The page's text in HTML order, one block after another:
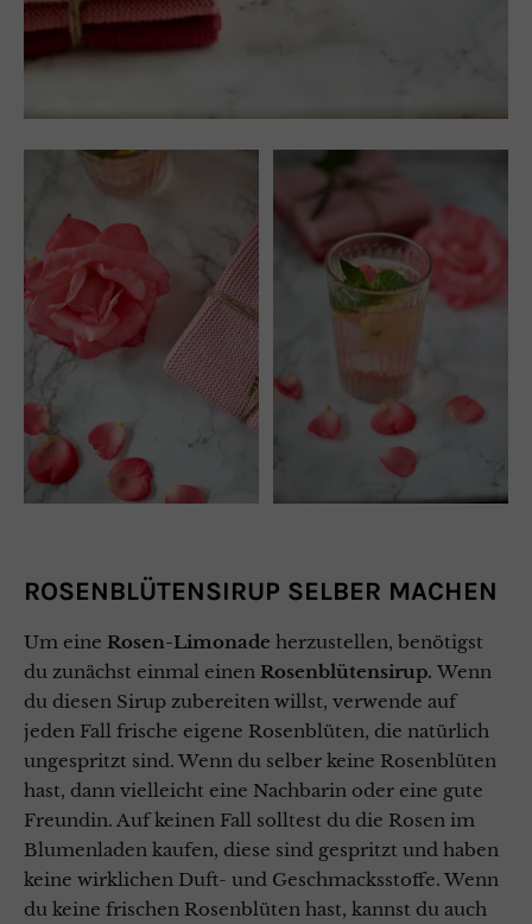
ROSENBLÜTENSIRUP SELBER MACHEN
Um eine Rosen-Limonade herzustellen, benötigst
du zunächst einmal einen Rosenblütensirup. Wenn
du diesen Sirup zubereiten willst, verwende auf
jeden Fall frische eigene Rosenblüten, die natürlich
ungespritzt sind. Wenn du selber keine Rosenblüten
hast, dann vielleicht eine Nachbarin oder eine gute
Freundin. Auf keinen Fall solltest du die Rosen im
Blumenladen kaufen, diese sind gespritzt und haben
keine wirklichen Duft- und Geschmacksstoffe. Wenn
du keine frischen Rosenblüten hast, kannst du auch